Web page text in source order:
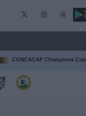
CONCACAF Champions Cup